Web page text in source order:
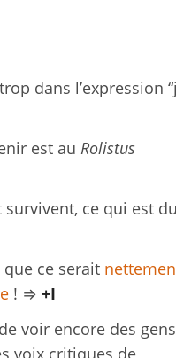
dans l’expression
est au Rolistus
ce qui est du
ce serait
! ⇒ +I
voir encore des gens
voix critiques de